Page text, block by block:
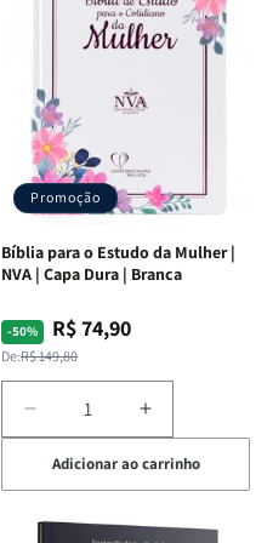
Promoção
Bíblia para o Estudo da Mulher |
NVA | Capa Dura | Branca
-50%
Preço
normal
De:R$ 149,80
Preço
promocional
R$ 74,90
Diminuir
a
quantidade
de
Bíblia
Aumentar
a
quantidade
de
Bíblia
Adicionar ao carrinho